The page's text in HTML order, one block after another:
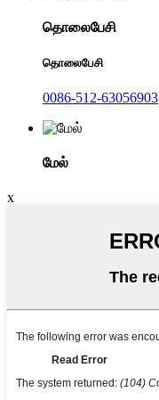
தொலைபேசி
தொலைபேசி
0086-512-63056903
மேல்
x